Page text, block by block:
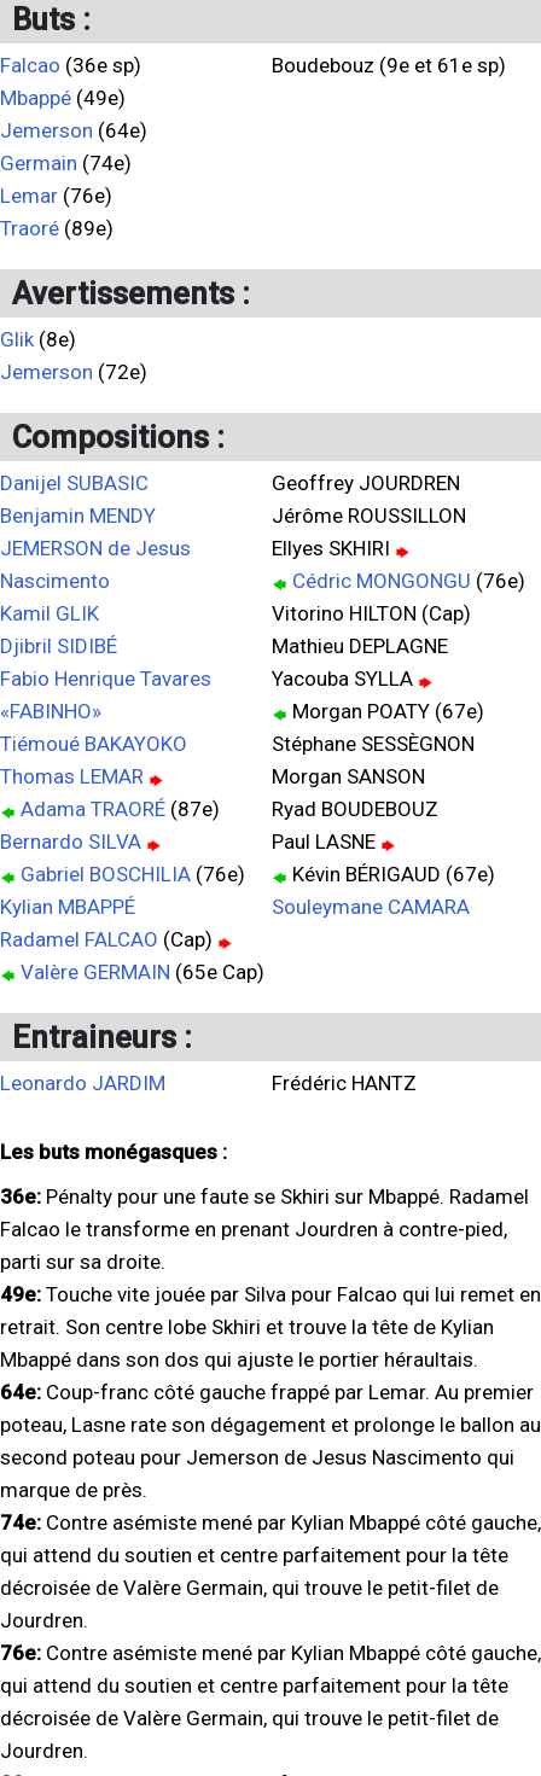
Buts :
Falcao (36e sp)
Mbappé (49e)
Jemerson (64e)
Germain (74e)
Lemar (76e)
Traoré (89e)
Boudebouz (9e et 61e sp)
Avertissements :
Glik(8e)
Jemerson (72e)
Compositions :
Danijel SUBASIC
Benjamin MENDY
JEMERSON de Jesus
Nascimento
Kamil GLIK
Djibril SIDIBÉ
Fabio Henrique Tavares
«FABINHO»
Tiémoué BAKAYOKO
Thomas LEMAR
Adama TRAORÉ (87e)
Bernardo SILVA
Gabriel BOSCHILIA (76e)
Kylian MBAPPÉ
Radamel FALCAO (Cap)
Valère GERMAIN (65e Cap)
Geoffrey JOURDREN
Jérôme ROUSSILLON
Ellyes SKHIRI
Cédric MONGONGU (76e)
Vitorino HILTON (Cap)
Mathieu DEPLAGNE
Yacouba SYLLA
Morgan POATY (67e)
Stéphane SESSÈGNON
Morgan SANSON
Ryad BOUDEBOUZ
Paul LASNE
Kévin BÉRIGAUD (67e)
Souleymane CAMARA
Entraineurs :
Leonardo JARDIM Frédéric HANTZ
Les buts monégasques :
36e: Pénalty pour une faute se Skhiri sur Mbappé. Radamel
Falcao le transforme en prenant Jourdren à contre-pied,
parti sur sa droite.
49e: Touche vite jouée par Silva pour Falcao qui lui remet en
retrait. Son centre lobe Skhiri et trouve la tête de Kylian
Mbappé dans son dos qui ajuste le portier héraultais.
64e: Coup-franc côté gauche frappé par Lemar. Au premier
poteau, Lasne rate son dégagement et prolonge le ballon au
second poteau pour Jemerson de Jesus Nascimento qui
marque de près.
74e: Contre asémiste mené par Kylian Mbappé côté gauche,
qui attend du soutien et centre parfaitement pour la tête
décroisée de Valère Germain, qui trouve le petit-filet de
Jourdren.
76e: Contre asémiste mené par Kylian Mbappé côté gauche,
qui attend du soutien et centre parfaitement pour la tête
décroisée de Valère Germain, qui trouve le petit-filet de
Jourdren.